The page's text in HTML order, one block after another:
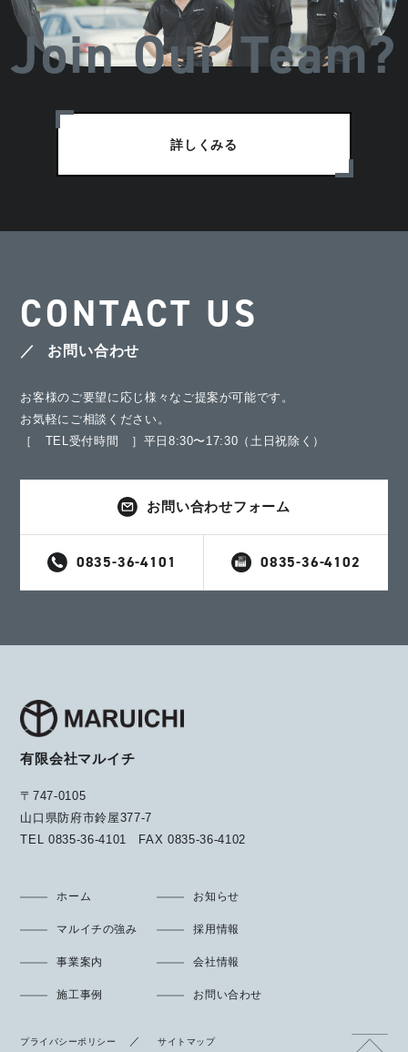
Join Our Team?
詳しくみる
CONTACT US
お問い合わせ
お客様のご要望に応じ様々なご提案が可能です。
お気軽にご相談ください。
［ TEL受付時間 ］平日8:30〜17:30（土日祝除く）
お問い合わせフォーム
0835-36-4101 0835-36-4102
有限会社マルイチ
〒747-0105
山口県防府市鈴屋377-7
TEL0835-36-4101 FAX0835-36-4102
ホーム お知らせ
マルイチの強み 採用情報
事業案内 会社情報
施工事例 お問い合わせ
プライバシーポリシー サイトマップ